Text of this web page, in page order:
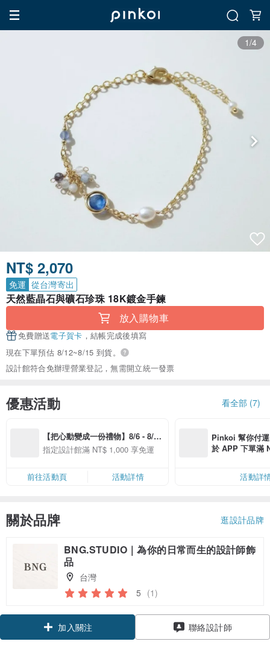
1/4
NT$ 2,070
免運 從台灣寄出
天然藍晶石與礦石珍珠 18K鍍金手鍊
放入購物車
免費贈送電子賀卡 ，結帳完成後填寫
現在下單預估 8/12~8/15 到貨。
設計館符合免辦理營業登記，無需開立統一發票
優惠活動 看全部 (7)
【把心動變成一份禮物】8/6 - 8/20
精選品牌全館滿 NT$1,000 免運
指定設計館滿 NT$ 1,000 享免運
前往活動頁 活動詳情
Pinkoi 幫你付
於 APP 下單滿
活動詳
關於品牌 逛設計品牌
BNG.STUDIO｜為你的日常而生的設計師飾
品
台灣
5 (1)
領優惠券
加入關注
聯絡設計師